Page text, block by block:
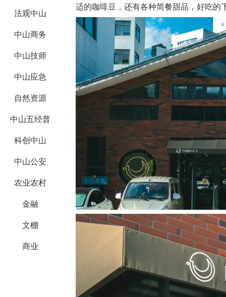
法观中山
中山商务
中山技师
中山应急
自然资源
中山五经普
科创中山
中山公安
农业农村
金融
文棚
商业
适的咖啡豆，还有各种简餐甜品，好吃的